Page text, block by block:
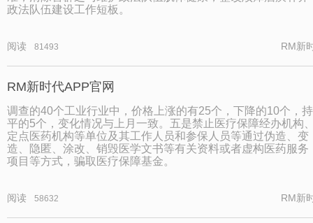
政法队伍建设工作短板。
阅读 81493 RM新
RM新时代APP官网
调查的40个工业行业中，价格上涨的有25个，下降的10个，持
平的5个，变化情况与上月一致。五是禁止医疗保障经办机构
定点医药机构等单位及其工作人员和参保人员等通过伪造、变
造、隐匿、涂改、销毁医学文书等有关资料或者虚构医药服务
项目等方式，骗取医疗保障基金。
阅读 58632 RM新